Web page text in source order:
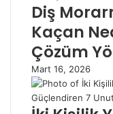
Diş
Kaçan
Çözüm
Mart 16, 2026